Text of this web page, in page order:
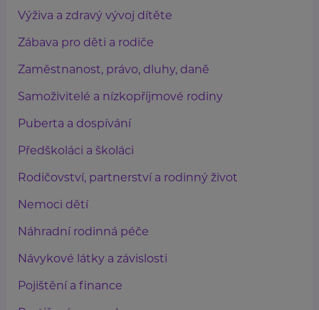
Výživa a zdravý vývoj dítěte
Zábava pro děti a rodiče
Zaměstnanost, právo, dluhy, daně
Samoživitelé a nízkopříjmové rodiny
Puberta a dospívání
Předškoláci a školáci
Rodičovství, partnerství a rodinný život
Nemoci dětí
Náhradní rodinná péče
Návykové látky a závislosti
Pojištění a finance